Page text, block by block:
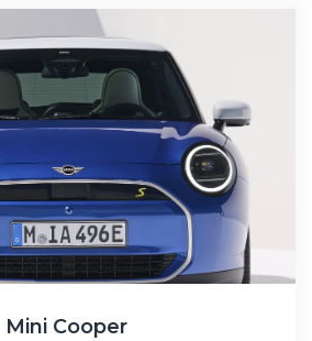
Mini Cooper